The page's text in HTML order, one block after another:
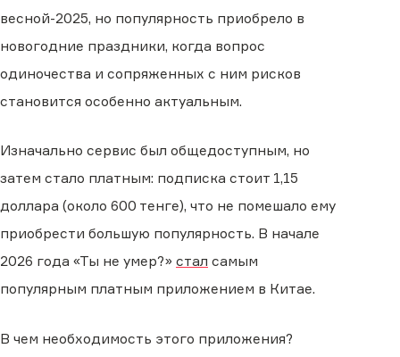
весной-2025, но популярность приобрело в
новогодние праздники, когда вопрос
одиночества и сопряженных с ним рисков
становится особенно актуальным.
Изначально сервис был общедоступным, но
затем стало платным: подписка стоит 1,15
доллара (около 600 тенге), что не помешало ему
приобрести большую популярность. В начале
2026 года «Ты не умер?» стал самым
популярным платным приложением в Китае.
В чем необходимость этого приложения?